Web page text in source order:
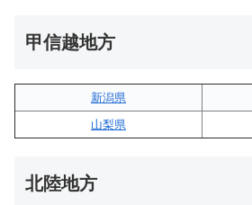
甲信越地方
新潟県
山梨県
北陸地方